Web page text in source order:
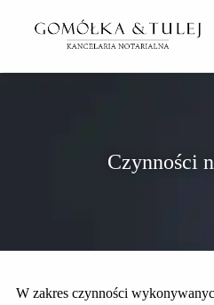
Czynności
W zakres czynności